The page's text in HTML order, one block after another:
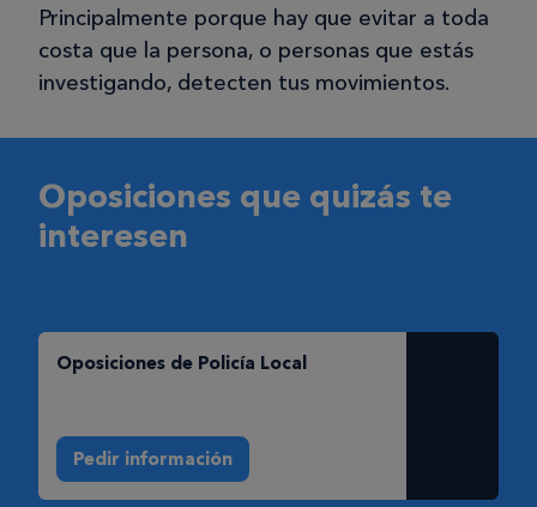
Principalmente porque hay que evitar a toda
costa que la persona, o personas que estás
investigando, detecten tus movimientos.
Oposiciones que quizás te
interesen
Oposiciones de Policí­a Local
Pedir información